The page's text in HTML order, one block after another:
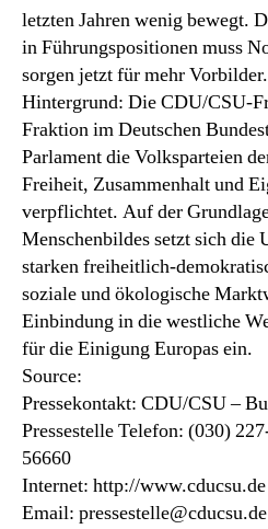
letzten Jahren wenig bewegt.
in Führungspositionen muss
sorgen jetzt für mehr
Hintergrund: Die CDU/CSU-
Fraktion im Deutschen
Parlament die Volksparteien
Freiheit, Zusammenhalt und
verpflichtet. Auf der
Menschenbildes setzt sich die
starken freiheitlich-
soziale und ökologische
Einbindung in die westliche
für die Einigung Europas ein.
Source:
Pressekontakt: CDU/CSU –
Pressestelle Telefon: (030)
56660
Internet: http://www.cducsu.de
Email: pressestelle@cducsu.de